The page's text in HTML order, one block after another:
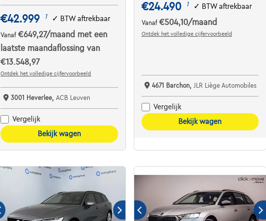
€42.999 1 ✓ BTW aftrekbaar
Vanaf€649,27/maand met een
laatste maandaflossing van
€13.548,97
Ontdek het volledige cijfervoorbeeld
3001 Heverlee, ACB Leuven
Vergelijk
Bekijk wagen
€24.490 1 ✓ BTW aftrekbaar
Vanaf €504,10/maand
Ontdek het volledige cijfervoorbeeld
4671 Barchon, JLR Liège Automobiles
Vergelijk
Bekijk wagen